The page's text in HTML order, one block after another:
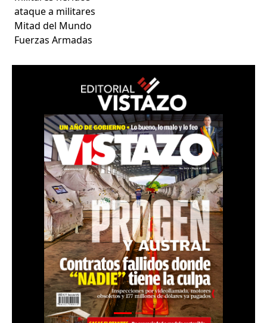
ataque a militares
Mitad del Mundo
Fuerzas Armadas